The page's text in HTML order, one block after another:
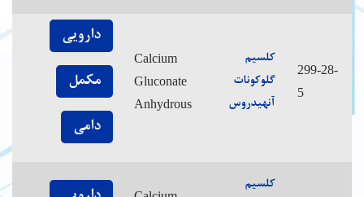
299-28-
5
کلسیم
گلوکونات
آنهیدروس
Calcium
Gluconate
Anhydrous
دارویی
مکمل
دامی
کلسیم